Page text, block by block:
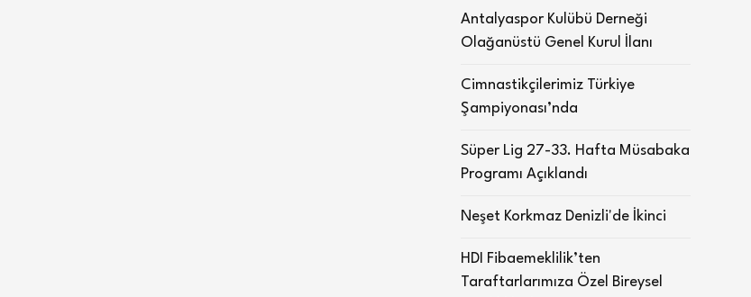
Antalyaspor Kulübü Derneği
Olağanüstü Genel Kurul İlanı
Cimnastikçilerimiz Türkiye
Şampiyonası’nda
Süper Lig 27-33. Hafta Müsabaka
Programı Açıklandı
Neşet Korkmaz Denizli'de İkinci
HDI Fibaemeklilik’ten
Taraftarlarımıza Özel Bireysel